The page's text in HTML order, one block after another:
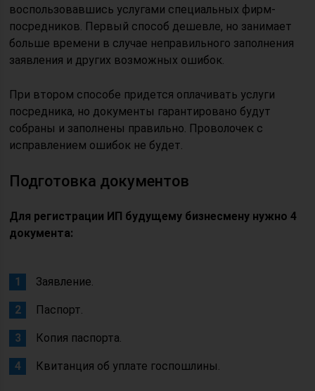
воспользовавшись услугами специальных фирм-
посредников. Первый способ дешевле, но занимает
больше времени в случае неправильного заполнения
заявления и других возможных ошибок.
При втором способе придется оплачивать услуги
посредника, но документы гарантировано будут
собраны и заполнены правильно. Проволочек с
исправлением ошибок не будет.
Подготовка документов
Для регистрации ИП будущему бизнесмену нужно 4
документа:
Заявление.
Паспорт.
Копия паспорта.
Квитанция об уплате госпошлины.